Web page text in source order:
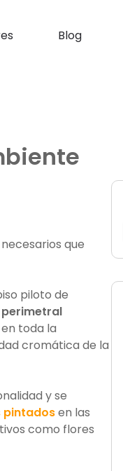
Blog
que
piloto de
perimetral
toda la
cromática de la
y se
pintadosen las
como flores